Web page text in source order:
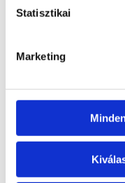
Statisztikai
Marketing
Ajánlott teljesítmény: